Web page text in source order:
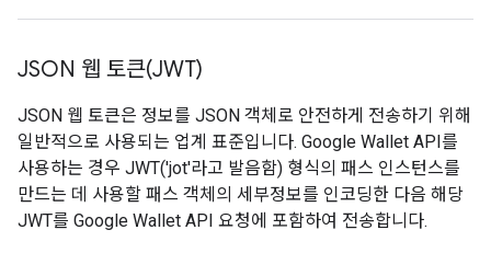
JSON 웹 토큰(JWT)
JSON 웹 토큰은 정보를 JSON 객체로 안전하게 전송하기 위해
일반적으로 사용되는 업계 표준입니다. Google Wallet API를
사용하는 경우 JWT('jot'라고 발음함) 형식의 패스 인스턴스를
만드는 데 사용할 패스 객체의 세부정보를 인코딩한 다음 해당
JWT를 Google Wallet API 요청에 포함하여 전송합니다.